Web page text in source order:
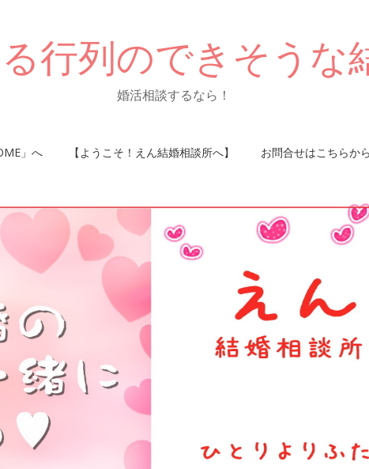
行列のできそうな
婚活相談するなら！
」へ 【ようこそ！えん結婚相談所へ】 お問合せはこちらから